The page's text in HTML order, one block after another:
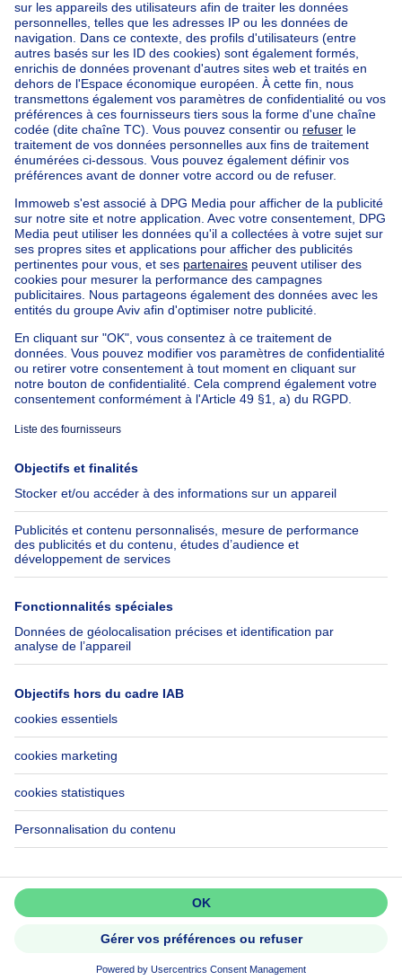
Accueil
Agences immobilières
Agences immobilières à Mont-sur-marchienne
L'Objectif Immobilier
Nos maisons hors de la Belgique
Maison à vendre France
Maison à vendre Espagne
Maison à vendre Italie
Maison à vendre Luxembourg
Maison à vendre Pays-bas
Nos biens pas chèrsMaison à vendre pas cher
Appartements à louer pas cher
Nos biens à louer avec chambres
Appartement à vendre avec 3 chambres
Maison à vendre avec 3 chambres
Appartement à louer avec 3 chambres
Maison à louer avec 3 chambres
Appartement à louer avec 3 chambres Bruxelles-ville
Immoweb
Presse
Emplois
Groupe Axel Springer
SeLoger.com
Immowelt.de
Belfius
Assurances
Check-list déménagement
Aide
FAQ
Accessibilité
Contactez-nous
Suivez-nous
LinkedIn
Immoweb SA © 2026 - Tous droits réservés
Conditions d'utilisation Gestion des cookies
Vie privée
Règles de fonctionnement et de classement
3044 -
d2b95f88ad4c2e3527743d6bd81664b3a2df8b8e -